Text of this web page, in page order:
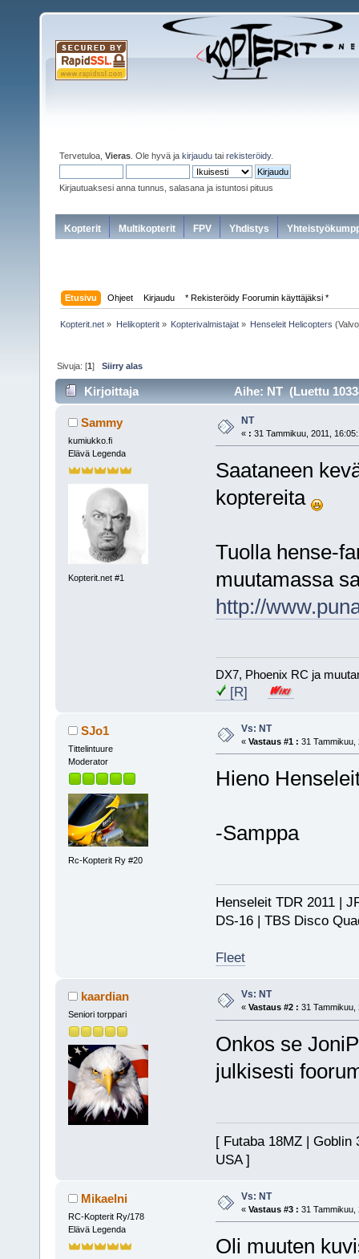
Tervetuloa, Vieras . Ole hyvä ja kirjaudu tai rekisteröidy.
Kirjautuaksesi anna tunnus, salasana ja istuntosi pituus
Kopterit Multikopterit FPV Yhdistys
Etusivu Ohjeet Kirjaudu * Rekisteröidy Foorumin käyttäjäksi *
Kopterit.net » Helikopterit» Kopterivalmistajat» Henseleit Helicopters
Sivuja: [1]Siirry alas
Kirjoittaja Aihe: NT (Luettu
Sammy
kumiukko.fi
Elävä Legenda
Kopterit.net #1
NT
« : 31 Tammikuu, 2011,
Saataneen
koptereita
Tuolla hense-
muutamassa
http://
DX7, Phoenix RC ja
[R]
SJo1
Tittelintuure
Moderator
Rc-Kopterit Ry #20
Vs: NT
« Vastaus #1 : 31 Tammikuu,
Hieno
-Samppa
Henseleit TDR 2011 |
DS-16 | TBS Disco
Fleet
kaardian
Seniori torppari
Vs: NT
« Vastaus #2 : 31 Tammikuu,
Onkos se
julkisesti
[ Futaba 18MZ | Goblin
USA ]
Mikaelni
RC-Kopterit Ry/178
Elävä Legenda
Vs: NT
« Vastaus #3 : 31 Tammikuu,
Oli muuten